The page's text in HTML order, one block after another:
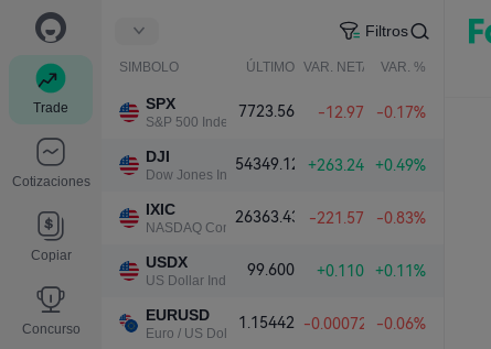
Trade
Cotizaciones
Copiar
Concurso
Filtros
SIMBOLO ÚLTIMO VAR. NETA VAR. %
SPX
S&P 500 Index
7723.56 -12.97 -0.17%
DJI
Dow Jones Industrial Average
54349.12 +263.24 +0.49%
IXIC
NASDAQ Composite Index
26363.43 -221.57 -0.83%
USDX
US Dollar Index
99.600 +0.110 +0.11%
EURUSD
Euro / US Dollar
1.15442 -0.00072 -0.06%